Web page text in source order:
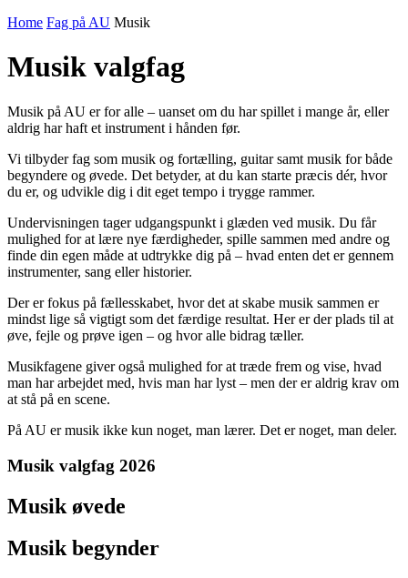
Home Fag på AU Musik
Musik valgfag
Musik på AU er for alle – uanset om du har spillet i mange år, eller
aldrig har haft et instrument i hånden før.
Vi tilbyder fag som musik og fortælling, guitar samt musik for både
begyndere og øvede. Det betyder, at du kan starte præcis dér, hvor
du er, og udvikle dig i dit eget tempo i trygge rammer.
Undervisningen tager udgangspunkt i glæden ved musik. Du får
mulighed for at lære nye færdigheder, spille sammen med andre og
finde din egen måde at udtrykke dig på – hvad enten det er gennem
instrumenter, sang eller historier.
Der er fokus på fællesskabet, hvor det at skabe musik sammen er
mindst lige så vigtigt som det færdige resultat. Her er der plads til at
øve, fejle og prøve igen – og hvor alle bidrag tæller.
Musikfagene giver også mulighed for at træde frem og vise, hvad
man har arbejdet med, hvis man har lyst – men der er aldrig krav om
at stå på en scene.
På AU er musik ikke kun noget, man lærer. Det er noget, man deler.
Musik valgfag 2026
Musik øvede
Musik begynder